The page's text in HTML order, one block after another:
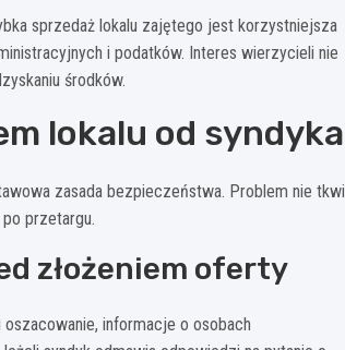
sprzedaż lokalu zajętego jest korzystniejsza
i podatków. Interes wierzycieli nie
środków.
lokalu od syndyka
zasada bezpieczeństwa. Problem nie tkwi
przetargu.
złożeniem oferty
informacje o osobach